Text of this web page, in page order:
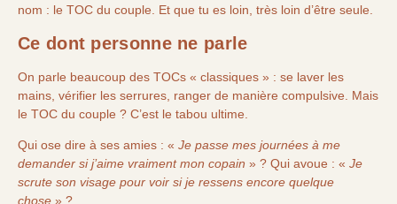
nom : le TOC du couple. Et que tu es loin, très loin d’être seule.
Ce dont personne ne parle
On parle beaucoup des TOCs « classiques » : se laver les
mains, vérifier les serrures, ranger de manière compulsive. Mais
le TOC du couple ? C’est le tabou ultime.
Qui ose dire à ses amies : « Je passe mes journées à me
demander si j’aime vraiment mon copain » ? Qui avoue : « Je
scrute son visage pour voir si je ressens encore quelque
chose » ?